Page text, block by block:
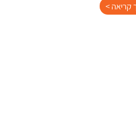
קריאה >